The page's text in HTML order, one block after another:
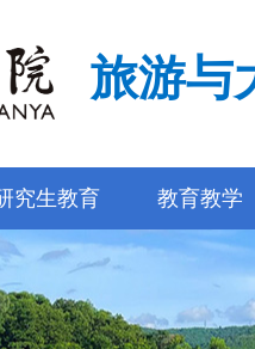
旅游与
究生教育 教育教学